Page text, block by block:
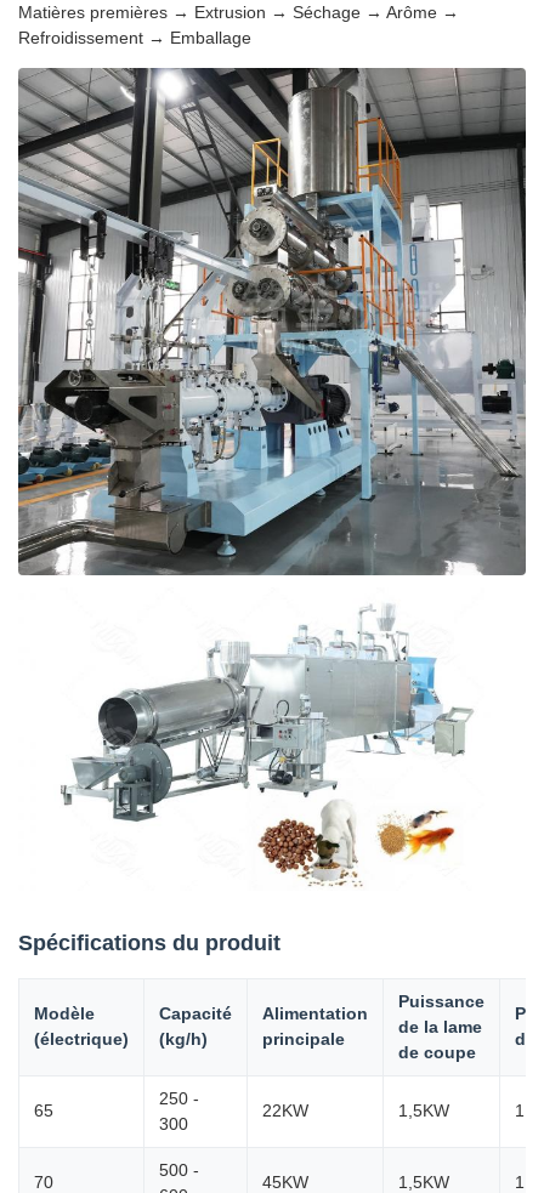
Matières premières → Extrusion → Séchage → Arôme →
Refroidissement → Emballage
Spécifications du produit
Modèle
(électrique)
Capacité
(kg/h)
Alimentation
principale
Puissance
de la lame
de coupe
de
65
250 -
300
22KW 1,5KW
70
500 -
45KW 1,5KW